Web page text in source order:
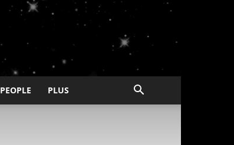
PEOPLE PLUS